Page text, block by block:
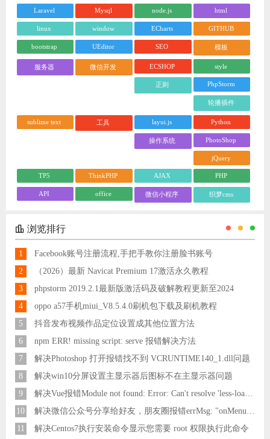
Laravel Mysql node.js html
linux window ECharts GITHUB
bootstrap UEditor SEO 模板
服务器 微信开发 ECSHOP style
正则 PhpStorm
轮播插件
sublime text 工具 layui.js Python
操作系统 PhotoShop
jQuery
TP5 ThinkPHP AJAX PHP
API office 微信小程序 织梦cms
浏览排行
1
Facebook账号注册流程,手把手教你注册脸书账号
2
（2026）最新 Navicat Premium 17激活永久教程
3
phpstorm 2019.2.1最新版激活码及破解教程更新至2024
4
oppo a57手机miui_V8.5.4.0刷机包下载及刷机教程
5
抖音发布视频作品定位设置成其他位置方法
6
npm ERR! missing script: serve 报错解决方法
7
解决Photoshop 打开报错找不到 VCRUNTIME140_1.dll问题
8
解决win10分屏设置主显示器后图标不在主显示器问题
9
解决Vue报错Module not found: Error: Can't resolve 'less-loader' in 'C:\Users\Hm\Desktop\vue\vue_shop'问题
10
解决微信公众号分享给好友，朋友圈报错errMsg: "onMenuShareAppMessage:fail, the permission value is offline verifying"
11
解决Centos7执行安装命令显示您需要 root 权限执行此命令